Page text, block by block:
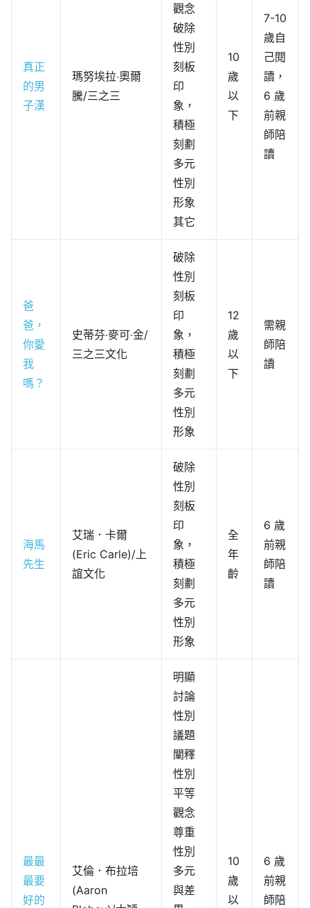
真正
的男
子漢
瑪努埃拉‧奧爾
騰/三之三
觀念
破除
性別
刻板
印
象，
積極
刻劃
多元
性別
形象
其它
10
歲
以
下
7-10
歲自
己閱
讀，
6 歲
前親
師陪
讀
爸
爸，
你愛
我
嗎？
史蒂芬‧麥可‧金/
三之三文化
破除
性別
刻板
印
象，
積極
刻劃
多元
性別
形象
12
歲
以
下
需親
師陪
讀
海馬
先生
艾瑞．卡爾
(Eric Carle)/上
誼文化
破除
性別
刻板
印
象，
積極
刻劃
多元
性別
形象
全
年
齡
6 歲
前親
師陪
讀
最最
最要
好的
艾倫．布拉培
(Aaron
明顯
討論
性別
議題
闡釋
性別
平等
觀念
尊重
性別
多元
與差
10
歲
以
6 歲
前親
師陪